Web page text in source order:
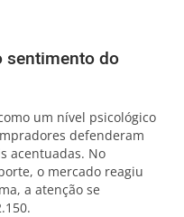
sentimento do
um nível psicológico
defenderam
acentuadas. No
o mercado reagiu
a atenção se